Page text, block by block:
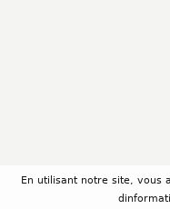
En utilisant notre site, vous